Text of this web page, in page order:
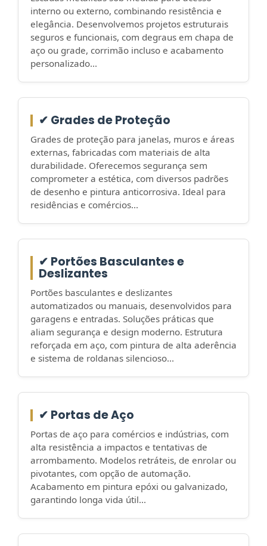
interno ou externo, combinando resistência e
elegância. Desenvolvemos projetos estruturais
seguros e funcionais, com degraus em chapa de
aço ou grade, corrimão incluso e acabamento
personalizado...
✔ Grades de Proteção
Grades de proteção para janelas, muros e áreas
externas, fabricadas com materiais de alta
durabilidade. Oferecemos segurança sem
comprometer a estética, com diversos padrões
de desenho e pintura anticorrosiva. Ideal para
residências e comércios...
✔ Portões Basculantes e
Deslizantes
Portões basculantes e deslizantes
automatizados ou manuais, desenvolvidos para
garagens e entradas. Soluções práticas que
aliam segurança e design moderno. Estrutura
reforçada em aço, com pintura de alta aderência
e sistema de roldanas silencioso...
✔ Portas de Aço
Portas de aço para comércios e indústrias, com
alta resistência a impactos e tentativas de
arrombamento. Modelos retráteis, de enrolar ou
pivotantes, com opção de automação.
Acabamento em pintura epóxi ou galvanizado,
garantindo longa vida útil...